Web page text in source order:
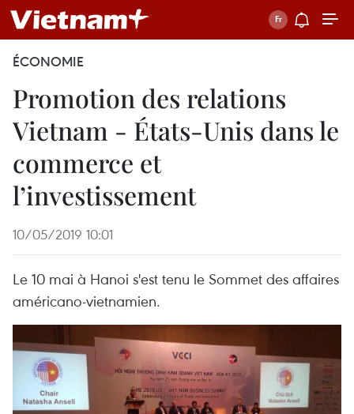
ÉCONOMIE
Promotion des relations
Vietnam - États-Unis dans le
commerce et
l’investissement
10/05/2019 10:01
Le 10 mai à Hanoi s'est tenu le Sommet des affaires
américano-vietnamien.